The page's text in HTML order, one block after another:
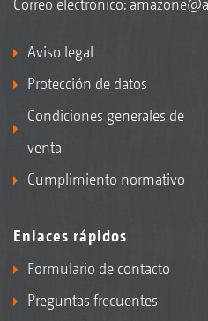
Aviso legal
Protección de datos
Condiciones generales de
venta
Cumplimiento normativo
Enlaces rápidos
Formulario de contacto
Preguntas frecuentes